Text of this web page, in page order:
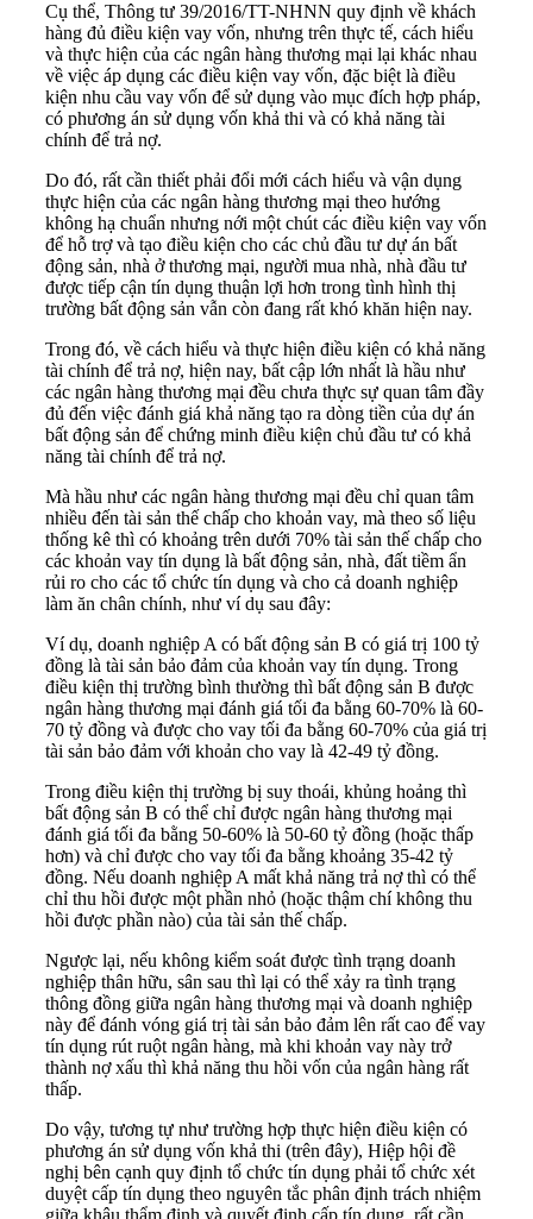
Cụ thể, Thông tư 39/2016/TT-NHNN quy định về khách
hàng đủ điều kiện vay vốn, nhưng trên thực tế, cách hiểu
và thực hiện của các ngân hàng thương mại lại khác nhau
về việc áp dụng các điều kiện vay vốn, đặc biệt là điều
kiện nhu cầu vay vốn để sử dụng vào mục đích hợp pháp,
có phương án sử dụng vốn khả thi và có khả năng tài
chính để trả nợ.
Do đó, rất cần thiết phải đổi mới cách hiểu và vận dụng
thực hiện của các ngân hàng thương mại theo hướng
không hạ chuẩn nhưng nới một chút các điều kiện vay vốn
để hỗ trợ và tạo điều kiện cho các chủ đầu tư dự án bất
động sản, nhà ở thương mại, người mua nhà, nhà đầu tư
được tiếp cận tín dụng thuận lợi hơn trong tình hình thị
trường bất động sản vẫn còn đang rất khó khăn hiện nay.
Trong đó, về cách hiểu và thực hiện điều kiện có khả năng
tài chính để trả nợ, hiện nay, bất cập lớn nhất là hầu như
các ngân hàng thương mại đều chưa thực sự quan tâm đầy
đủ đến việc đánh giá khả năng tạo ra dòng tiền của dự án
bất động sản để chứng minh điều kiện chủ đầu tư có khả
năng tài chính để trả nợ.
Mà hầu như các ngân hàng thương mại đều chỉ quan tâm
nhiều đến tài sản thế chấp cho khoản vay, mà theo số liệu
thống kê thì có khoảng trên dưới 70% tài sản thế chấp cho
các khoản vay tín dụng là bất động sản, nhà, đất tiềm ẩn
rủi ro cho các tổ chức tín dụng và cho cả doanh nghiệp
làm ăn chân chính, như ví dụ sau đây:
Ví dụ, doanh nghiệp A có bất động sản B có giá trị 100 tỷ
đồng là tài sản bảo đảm của khoản vay tín dụng. Trong
điều kiện thị trường bình thường thì bất động sản B được
ngân hàng thương mại đánh giá tối đa bằng 60-70% là 60-
70 tỷ đồng và được cho vay tối đa bằng 60-70% của giá trị
tài sản bảo đảm với khoản cho vay là 42-49 tỷ đồng.
Trong điều kiện thị trường bị suy thoái, khủng hoảng thì
bất động sản B có thể chỉ được ngân hàng thương mại
đánh giá tối đa bằng 50-60% là 50-60 tỷ đồng (hoặc thấp
hơn) và chỉ được cho vay tối đa bằng khoảng 35-42 tỷ
đồng. Nếu doanh nghiệp A mất khả năng trả nợ thì có thể
chỉ thu hồi được một phần nhỏ (hoặc thậm chí không thu
hồi được phần nào) của tài sản thế chấp.
Ngược lại, nếu không kiểm soát được tình trạng doanh
nghiệp thân hữu, sân sau thì lại có thể xảy ra tình trạng
thông đồng giữa ngân hàng thương mại và doanh nghiệp
này để đánh vóng giá trị tài sản bảo đảm lên rất cao để vay
tín dụng rút ruột ngân hàng, mà khi khoản vay này trở
thành nợ xấu thì khả năng thu hồi vốn của ngân hàng rất
thấp.
Do vậy, tương tự như trường hợp thực hiện điều kiện có
phương án sử dụng vốn khả thi (trên đây), Hiệp hội đề
nghị bên cạnh quy định tổ chức tín dụng phải tổ chức xét
duyệt cấp tín dụng theo nguyên tắc phân định trách nhiệm